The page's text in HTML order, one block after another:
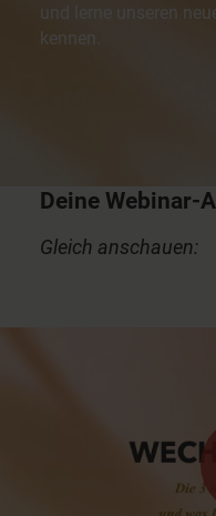
und lerne unseren
kennen.
Deine Webinar-
Gleich anschauen: